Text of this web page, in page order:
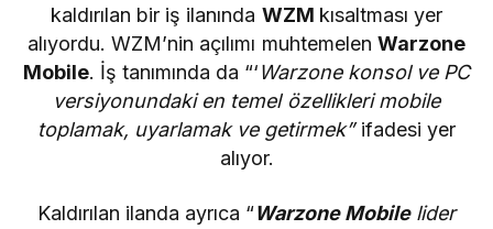
kaldırılan bir iş ilanında WZM kısaltması yer
alıyordu. WZM’nin açılımı muhtemelen Warzone
Mobile. İş tanımında da “‘Warzone konsol ve PC
versiyonundaki en temel özellikleri mobile
toplamak, uyarlamak ve getirmek”ifadesi yer
alıyor.
Kaldırılan ilanda ayrıca “Warzone Mobilelider